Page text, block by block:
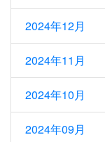
2024年12月
2024年11月
2024年10月
2024年09月